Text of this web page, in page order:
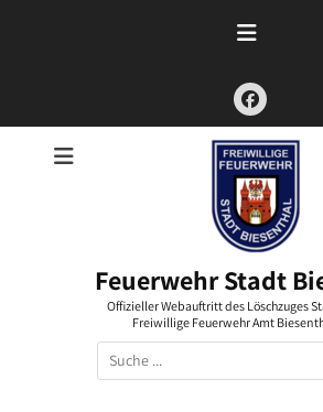
Feuerwehr Stadt
Offizieller Webauftritt des Löschzuges
Freiwillige Feuerwehr Amt
Suchen
nach: